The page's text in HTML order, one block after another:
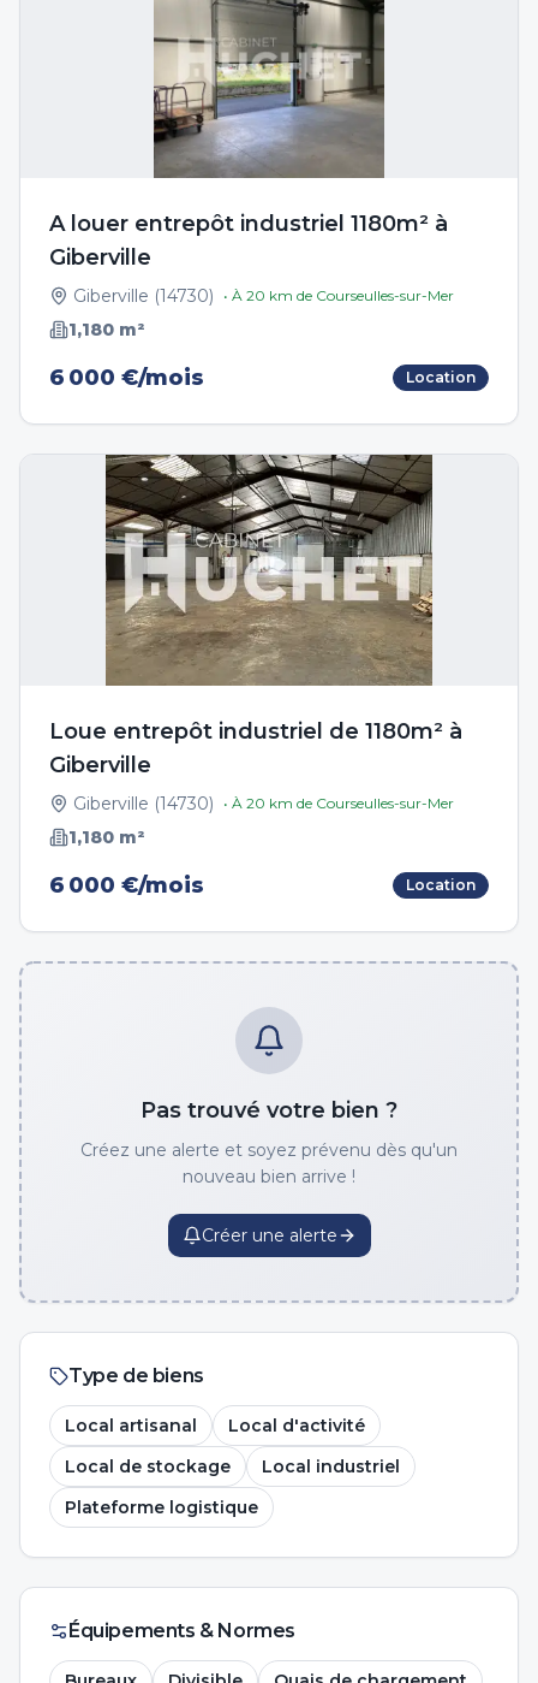
A louer entrepôt industriel 1180m² à
Giberville
Giberville (14730) • À 20 km de Courseulles-sur-Mer
1,180 m²
6 000 €/mois Location
Loue entrepôt industriel de 1180m² à
Giberville
Giberville (14730) • À 20 km de Courseulles-sur-Mer
1,180 m²
6 000 €/mois Location
Pas trouvé votre bien ?
Créez une alerte et soyez prévenu dès qu'un
nouveau bien arrive !
Créer une alerte
Type de biens
Local artisanal
Local d'activité
Local de stockage
Local industriel
Plateforme logistique
Équipements & Normes